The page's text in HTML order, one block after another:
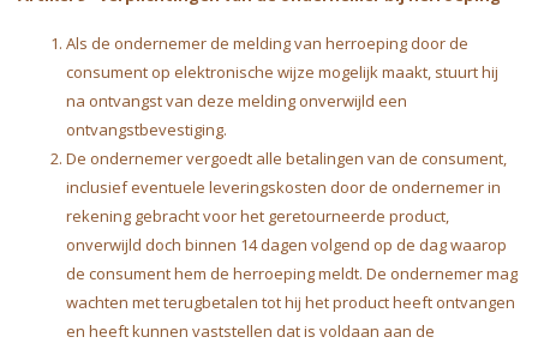
Als de ondernemer de melding van herroeping door de
consument op elektronische wijze mogelijk maakt, stuurt hij
na ontvangst van deze melding onverwijld een
ontvangstbevestiging.
De ondernemer vergoedt alle betalingen van de consument,
inclusief eventuele leveringskosten door de ondernemer in
rekening gebracht voor het geretourneerde product,
onverwijld doch binnen 14 dagen volgend op de dag waarop
de consument hem de herroeping meldt. De ondernemer mag
wachten met terugbetalen tot hij het product heeft ontvangen
en heeft kunnen vaststellen dat is voldaan aan de